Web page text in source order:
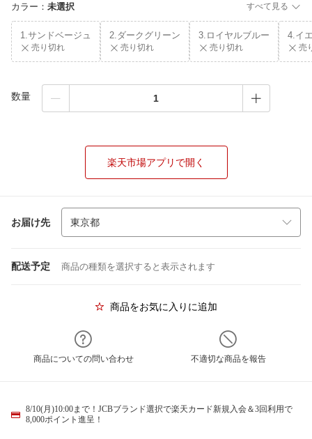
カラー ： 未選択 すべて見る
1.サンドベージュ
売り切れ
2.ダークグリーン
売り切れ
3.ロイヤルブルー
売り切れ
4.イ
売
数量
楽天市場アプリで開く
お届け先
配送予定 商品の種類を選択すると表示されます
商品をお気に入りに追加
商品についての問い合わせ 不適切な商品を報告
8/10(月)10:00まで！JCBブランド選択で楽天カード新規入会＆3回利用で
8,000ポイント進呈！